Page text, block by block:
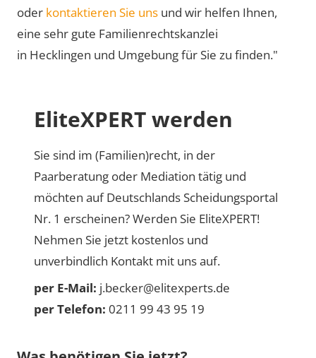
oder kontaktieren Sie uns und wir helfen Ihnen,
eine sehr gute Familienrechtskanzlei
in Hecklingen und Umgebung für Sie zu finden."
EliteXPERT werden
Sie sind im (Familien)recht, in der
Paarberatung oder Mediation tätig und
möchten auf Deutschlands Scheidungsportal
Nr. 1 erscheinen? Werden Sie EliteXPERT!
Nehmen Sie jetzt kostenlos und
unverbindlich Kontakt mit uns auf.
per E-Mail: j.becker@elitexperts.de
per Telefon: 0211 99 43 95 19